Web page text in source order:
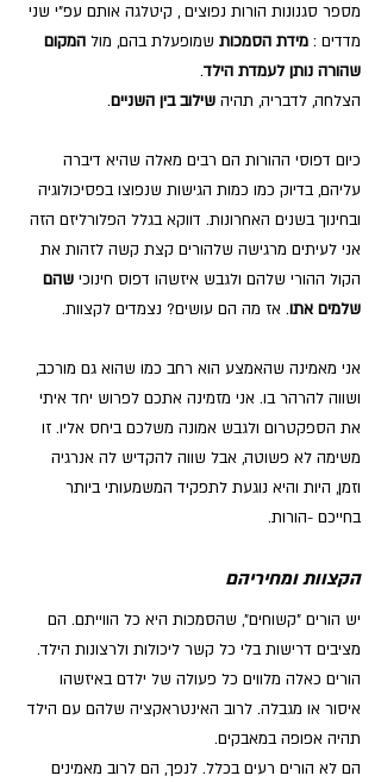
מספר סגנונות הורות נפוצים , קיטלגה אותם עפ"י שני
מדדים : מידת הסמכות שמופעלת בהם, מול המקום
שהורה נותן לעמדת הילד.
הצלחה, לדבריה, תהיה שילוב בין השניים.
כיום דפוסי ההורות הם רבים מאלה שהיא דיברה
עליהם, בדיוק כמו כמות הגישות שנפוצו בפסיכולוגיה
ובחינוך בשנים האחרונות. דווקא בגלל הפלורליזם הזה
אני לעיתים מרגישה שלהורים קצת קשה לזהות את
הקול ההורי שלהם ולגבש איזשהו דפוס חינוכי שהם
שלמים אתו. אז מה הם עושים? נצמדים לקצוות.
אני מאמינה שהאמצע הוא רחב כמו שהוא גם מורכב,
ושווה להרהר בו. אני מזמינה אתכם לפרוש יחד איתי
את הספקטרום ולגבש אמונה משלכם ביחס אליו. זו
משימה לא פשוטה, אבל שווה להקדיש לה אנרגיה
וזמן, היות והיא נוגעת לתפקיד המשמעותי ביותר
בחייכם -הורות.
הקצוות ומחיריהם
יש הורים "קשוחים", שהסמכות היא כל הווייתם. הם
מציבים דרישות בלי כל קשר ליכולות ולרצונות הילד.
הורים כאלה מלווים כל פעולה של ילדם באיזשהו
איסור או מגבלה. לרוב האינטראקציה שלהם עם הילד
תהיה אפופה במאבקים.
הם לא הורים רעים בכלל. לנפך, הם לרוב מאמינים